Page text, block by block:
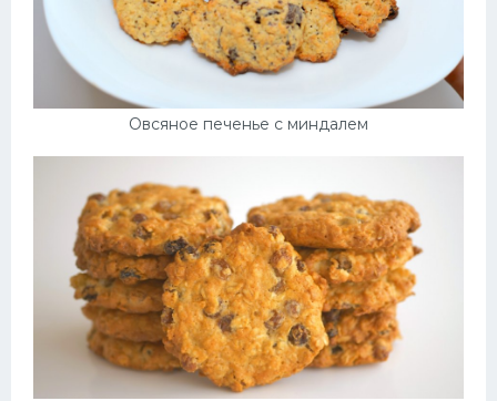
Овсяное печенье с миндалем